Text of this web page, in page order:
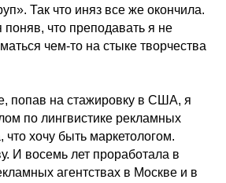
Так что иняз все же окончила.
что преподавать я не
чем-то на стыке творчества
попав на стажировку в США, я
по лингвистике рекламных
что хочу быть маркетологом.
И восемь лет проработала в
агентствах в Москве и в